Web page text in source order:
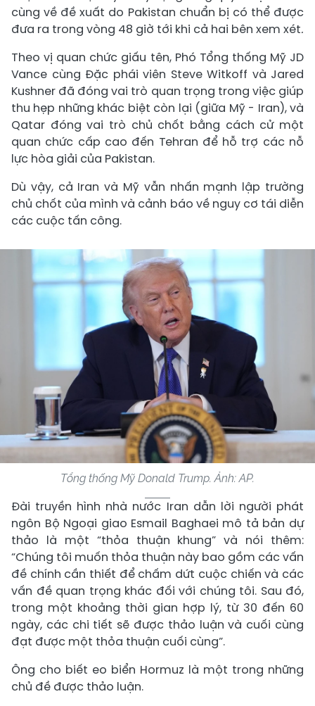
cùng về đề xuất do Pakistan chuẩn bị có thể được
đưa ra trong vòng 48 giờ tới khi cả hai bên xem xét.
Theo vị quan chức giấu tên, Phó Tổng thống Mỹ JD
Vance cùng Đặc phái viên Steve Witkoff và Jared
Kushner đã đóng vai trò quan trọng trong việc giúp
thu hẹp những khác biệt còn lại (giữa Mỹ - Iran), và
Qatar đóng vai trò chủ chốt bằng cách cử một
quan chức cấp cao đến Tehran để hỗ trợ các nỗ
lực hòa giải của Pakistan.
Dù vậy, cả Iran và Mỹ vẫn nhấn mạnh lập trường
chủ chốt của mình và cảnh báo về nguy cơ tái diễn
các cuộc tấn công.
Tổng thống Mỹ Donald Trump. Ảnh: AP.
Đài truyền hình nhà nước Iran dẫn lời người phát
ngôn Bộ Ngoại giao Esmail Baghaei mô tả bản dự
thảo là một “thỏa thuận khung” và nói thêm:
“Chúng tôi muốn thỏa thuận này bao gồm các vấn
đề chính cần thiết để chấm dứt cuộc chiến và các
vấn đề quan trọng khác đối với chúng tôi. Sau đó,
trong một khoảng thời gian hợp lý, từ 30 đến 60
ngày, các chi tiết sẽ được thảo luận và cuối cùng
đạt được một thỏa thuận cuối cùng”.
Ông cho biết eo biển Hormuz là một trong những
chủ đề được thảo luận.